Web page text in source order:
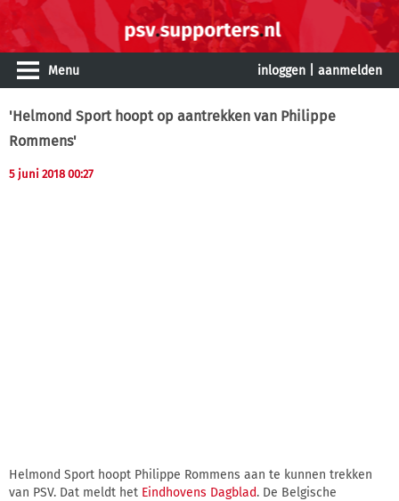
Menu inloggen aanmelden
'Helmond Sport hoopt op aantrekken van Philippe
Rommens'
5 juni 2018 00:27
Helmond Sport hoopt Philippe Rommens aan te kunnen trekken
van PSV. Dat meldt het Eindhovens Dagblad. De Belgische